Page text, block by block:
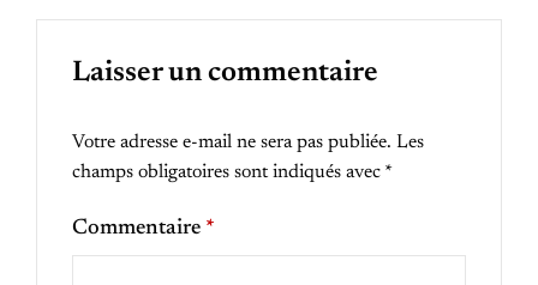
Laisser un commentaire
Votre adresse e-mail ne sera pas publiée. Les
champs obligatoires sont indiqués avec *
Commentaire *